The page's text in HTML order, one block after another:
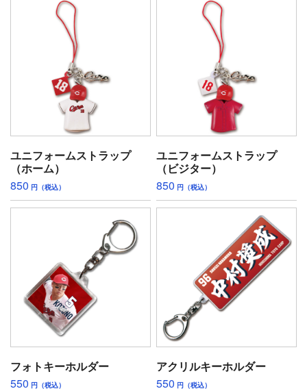
ユニフォームストラップ
（ホーム）
850 円（税込）
ユニフォームストラップ
（ビジター）
850 円（税込）
フォトキーホルダー
550 円（税込）
アクリルキーホルダー
550 円（税込）